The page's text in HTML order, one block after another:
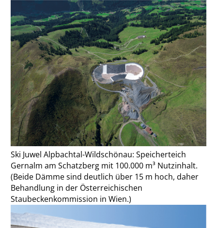
Ski Juwel Alpbachtal-Wildschönau: Speicherteich
Gernalm am Schatzberg mit 100.000 m³ Nutzinhalt.
(Beide Dämme sind deutlich über 15 m hoch, daher
Behandlung in der Österreichischen
Staubeckenkommission in Wien.)